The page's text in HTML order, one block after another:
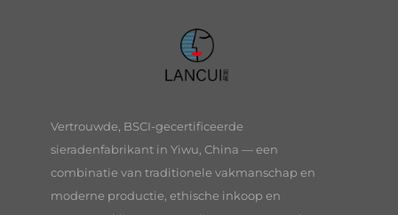
Vertrouwde, BSCI-gecertificeerde
sieradenfabrikant in Yiwu, China — een
combinatie van traditionele vakmanschap en
moderne productie, ethische inkoop en